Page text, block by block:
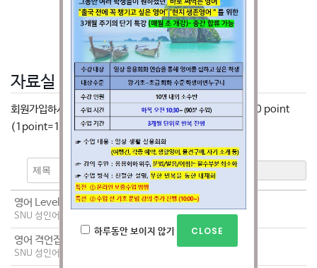
하루동안 보이지 않기
자료실
회원가입하시면 자료를 다운로드 하실 수 있고 SNU포인트 10 point
(1point=1,000원)를 드립니다.
검색
영어 Level1 숙어집
SNU 성인어학원
영어 격언집
SNU 성인어학원